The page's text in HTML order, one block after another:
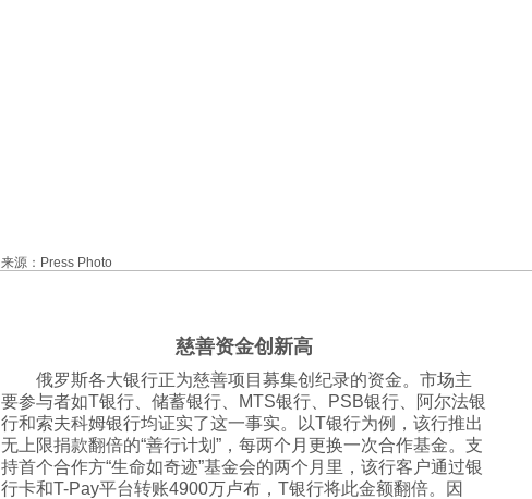
来源：Press Photo
慈善资金创新高
俄罗斯各大银行正为慈善项目募集创纪录的资金。市场主
要参与者如T银行、储蓄银行、MTS银行、PSB银行、阿尔法银
行和索夫科姆银行均证实了这一事实。以T银行为例，该行推出
无上限捐款翻倍的“善行计划”，每两个月更换一次合作基金。支
持首个合作方“生命如奇迹”基金会的两个月里，该行客户通过银
行卡和T-Pay平台转账4900万卢布，T银行将此金额翻倍。因